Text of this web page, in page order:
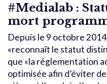
#Medialab :
mort
Depuis le 9 octobre
«reconnaît le statut
que «la réglementation
optimisée afin d’éviter